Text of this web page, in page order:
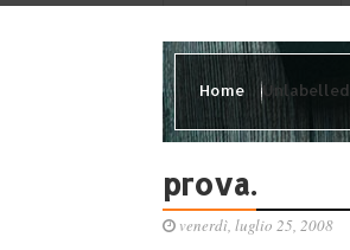
Home Unlabelled
prova.
venerdì, luglio 25, 2008